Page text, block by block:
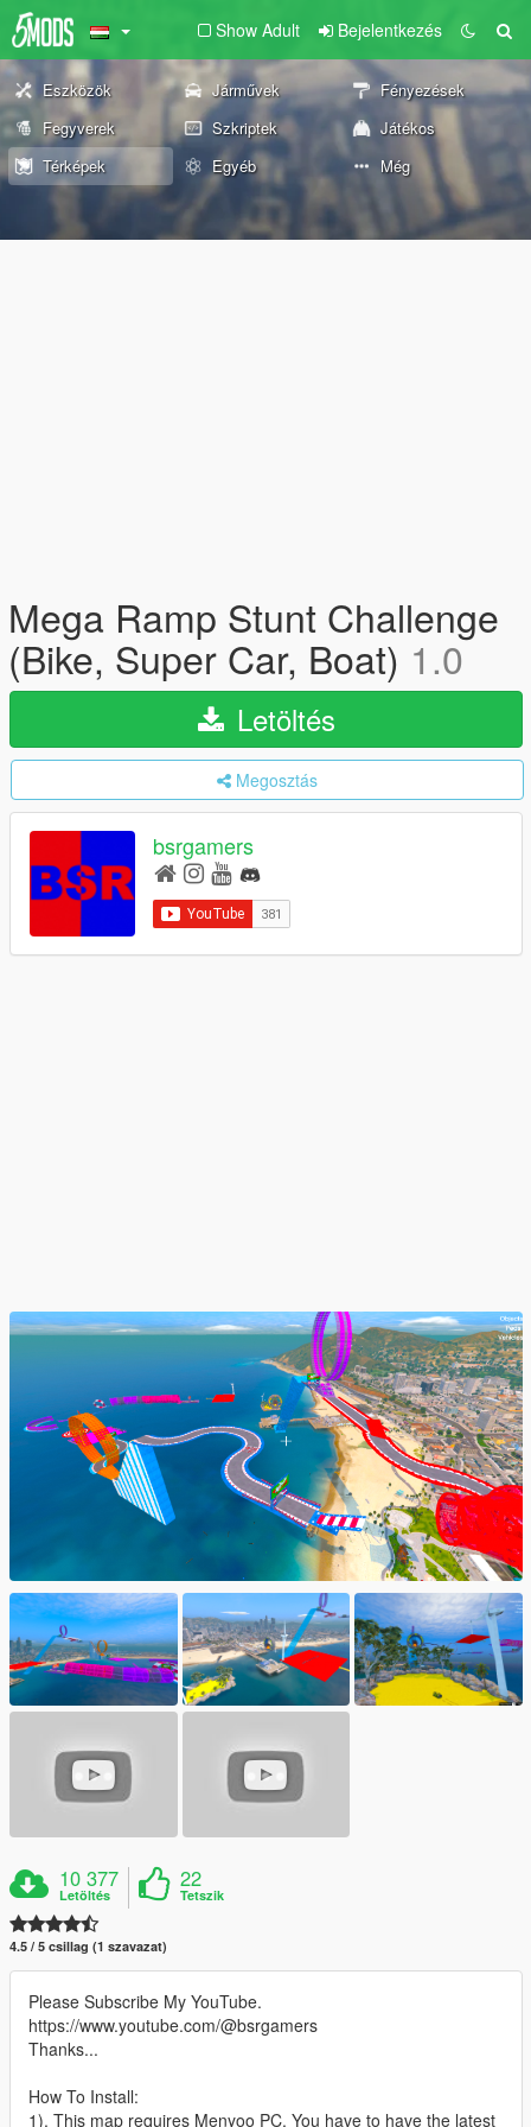
Show Adult Bejelentkezés
Eszközök Járművek
Fényezések
Fegyverek
Szkriptek
Játékos
Térképek
Egyéb Még
Mega Ramp Stunt Challenge
(Bike, Super Car, Boat) 1.0
Letöltés
Megosztás
bsrgamers
10 377
Letöltés
22
Tetszik
4.5 / 5 csillag (1 szavazat)
Please Subscribe My YouTube.
https://www.youtube.com/@bsrgamers
Thanks...
How To Install:
1). This map requires Menyoo PC. You have to have the latest